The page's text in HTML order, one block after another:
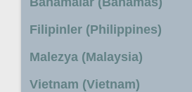
Filipinler (Philippines)
Malezya (Malaysia)
Vietnam (Vietnam)